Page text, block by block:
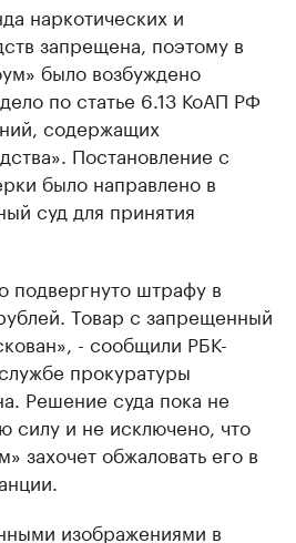
наркотических и
запрещена, поэтому в
было возбуждено
по статье 6.13 КоАП РФ
содержащих
Постановление с
было направлено в
суд для принятия
подвергнуто штрафу в
Товар с запрещенный
- сообщили РБК-
прокуратуры
Решение суда пока не
силу и не исключено, что
захочет обжаловать его в
изображениями в